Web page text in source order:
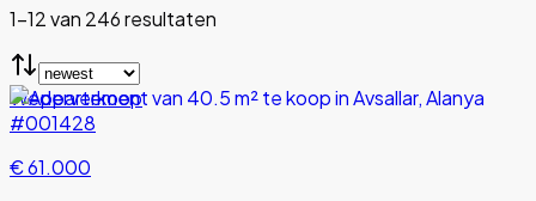
1-12 van 246 resultaten
Wederverkoop
#001428
€ 61.000